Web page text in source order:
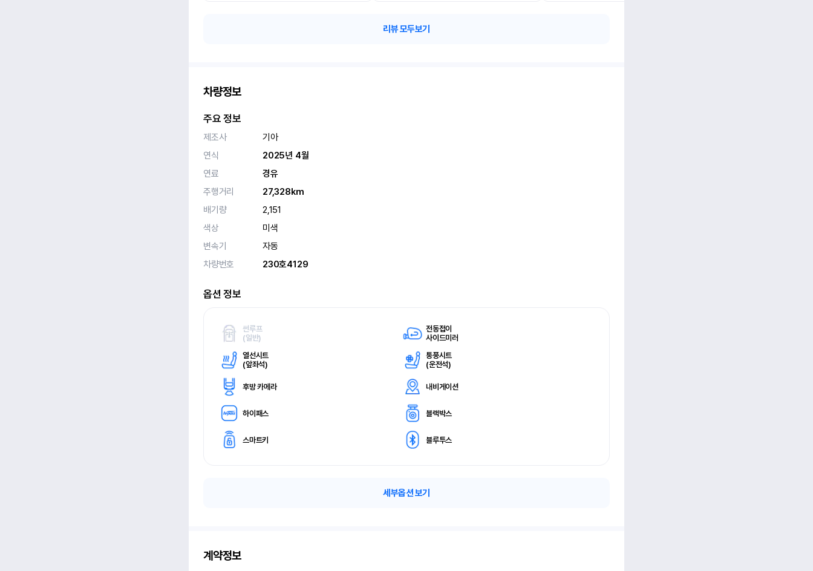
리뷰 모두보기
차량정보
주요 정보
제조사
기아
연식
2025년 4월
연료
경유
주행거리
27,328km
배기량
2,151
색상
미색
변속기
자동
차량번호
230호4129
옵션 정보
썬루프
(일반)
전동접이
사이드미러
열선시트
(앞좌석)
통풍시트
(운전석)
후방 카메라 내비게이션
하이패스 블랙박스
스마트키 블루투스
세부옵션 보기
계약정보